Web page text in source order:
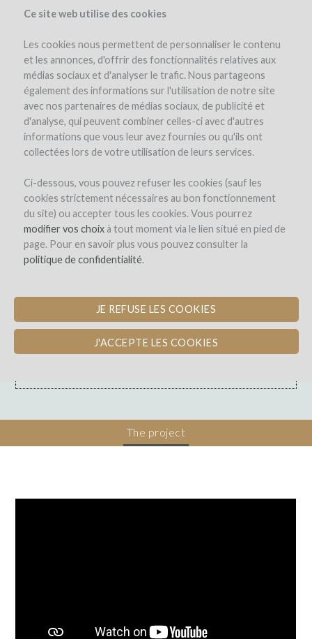
Ce site web utilise des cookies
Les cookies nous permettent de personnaliser le contenu
et les annonces, d'offrir des fonctionnalités relatives aux
médias sociaux et d'analyser le trafic. Nous partageons
également des informations sur l'utilisation de notre site
avec nos partenaires de médias sociaux, de publicité et
d'analyse, qui peuvent combiner celles-ci avec d'autres
informations que vous leur avez fournies ou qu'ils ont
collectées lors de votre utilisation de leurs services.
Ci-dessous, vous pouvez refuser les cookies (sauf les
cookies strictement nécessaires au bon fonctionnement
du site) ou accepter tous les cookies. Vous pourrez
modifier vos choixà tout moment via le lien situé en pied de
page. Pour en savoir plus vous pouvez consulter la
politique de confidentialité.
JE REFUSE LES COOKIES
J'ACCEPTE LES COOKIES
Domaine Baudon
RÉIMPLANTATION DE CÉPAGES
BLANCS SUR LE TERROIR DE
MONTAGNE SAINT-ÉMILION
The project